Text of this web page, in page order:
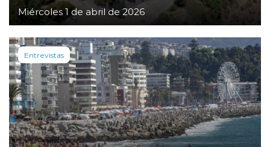
Miércoles 1 de abril de 2026
Entrevistas